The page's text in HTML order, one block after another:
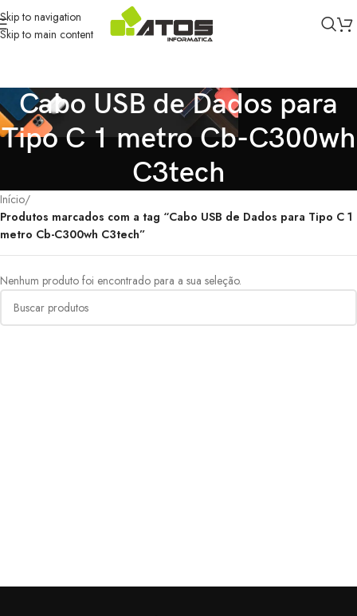
Skip to navigation
Skip to main content
Cabo USB de Dados para
Tipo C 1 metro Cb-C300wh
C3tech
Início/
Produtos marcados com a tag “Cabo USB de Dados para Tipo C 1
metro Cb-C300wh C3tech”
Nenhum produto foi encontrado para a sua seleção.